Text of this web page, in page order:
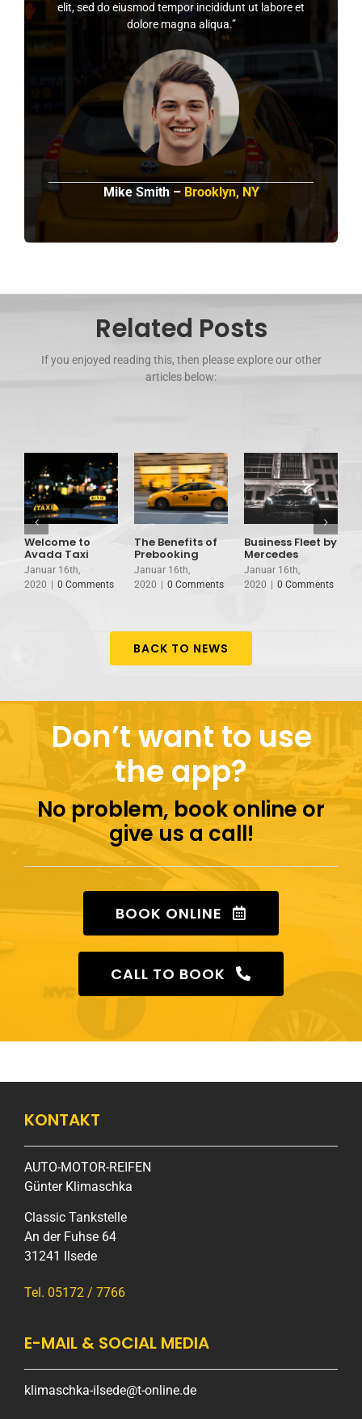
elit, sed do eiusmod tempor incididunt ut labore et
dolore magna aliqua.”
Mike Smith – Brooklyn, NY
Related Posts
If you enjoyed reading this, then please explore our other
articles below:
Welcome to
Avada Taxi
Januar 16th,
2020
0 Comments
The Benefits of
Prebooking
Januar 16th,
2020
0 Comments
Business Fleet by
Mercedes
Januar 16th,
2020
0 Comments
BACK TO NEWS
Don’t want to use
the app?
No problem, book online or
give us a call!
BOOK ONLINE
CALL TO BOOK
KONTAKT
AUTO-MOTOR-REIFEN
Günter Klimaschka
Classic Tankstelle
An der Fuhse 64
31241 Ilsede
Tel. 05172 / 7766
E-MAIL & SOCIAL MEDIA
klimaschka-ilsede@t-online.de